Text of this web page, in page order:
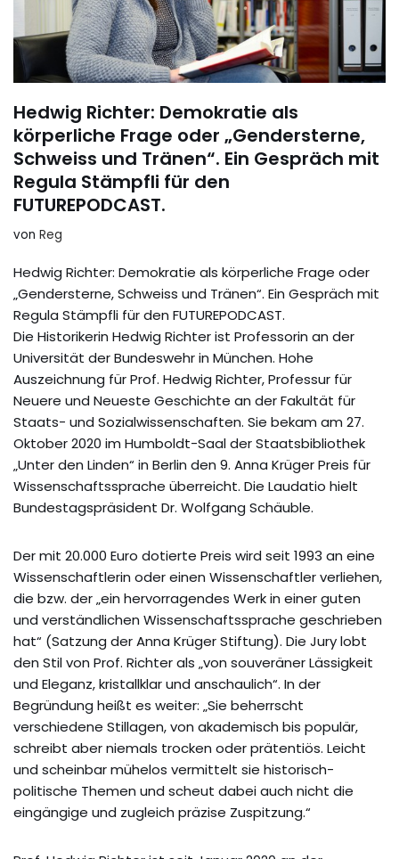
Hedwig Richter: Demokratie als
körperliche Frage oder „Gendersterne,
Schweiss und Tränen“. Ein Gespräch mit
Regula Stämpfli für den
FUTUREPODCAST.
von Reg
Hedwig Richter: Demokratie als körperliche Frage oder
„Gendersterne, Schweiss und Tränen“. Ein Gespräch mit
Regula Stämpfli für den FUTUREPODCAST.
Die Historikerin Hedwig Richter ist Professorin an der
Universität der Bundeswehr in München. Hohe
Auszeichnung für Prof. Hedwig Richter, Professur für
Neuere und Neueste Geschichte an der Fakultät für
Staats- und Sozialwissenschaften. Sie bekam am 27.
Oktober 2020 im Humboldt-Saal der Staatsbibliothek
„Unter den Linden“ in Berlin den 9. Anna Krüger Preis für
Wissenschaftssprache überreicht. Die Laudatio hielt
Bundestagspräsident Dr. Wolfgang Schäuble.
Der mit 20.000 Euro dotierte Preis wird seit 1993 an eine
Wissenschaftlerin oder einen Wissenschaftler verliehen,
die bzw. der „ein hervorragendes Werk in einer guten
und verständlichen Wissenschaftssprache geschrieben
hat“ (Satzung der Anna Krüger Stiftung). Die Jury lobt
den Stil von Prof. Richter als „von souveräner Lässigkeit
und Eleganz, kristallklar und anschaulich“. In der
Begründung heißt es weiter: „Sie beherrscht
verschiedene Stillagen, von akademisch bis populär,
schreibt aber niemals trocken oder prätentiös. Leicht
und scheinbar mühelos vermittelt sie historisch-
politische Themen und scheut dabei auch nicht die
eingängige und zugleich präzise Zuspitzung.“